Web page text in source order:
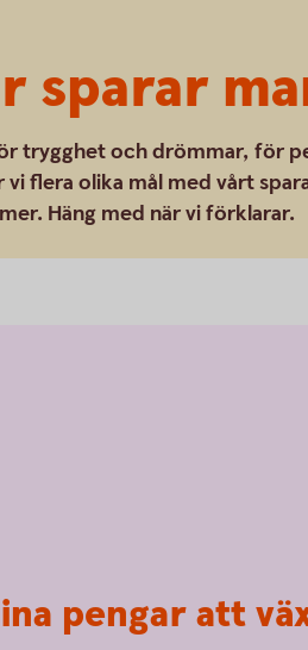
sparar
trygghet och drömmar, för
vi flera olika mål med vårt
Häng med när vi förklarar.
pengar att